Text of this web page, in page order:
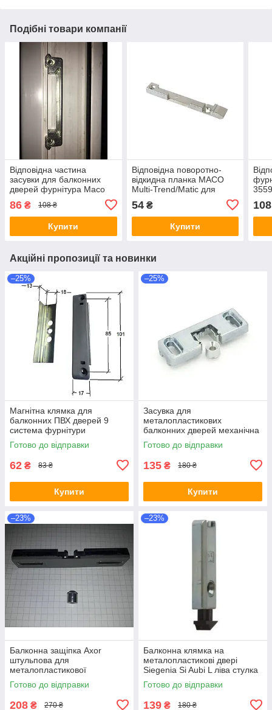
Подібні товари компанії
Відповідна частина
засувки для балконних
дверей фурнітура Maco
95003В (95103)
86 ₴ 108 ₴
Купити
Відповідна поворотно-
відкидна планка MACO
Multi-Trend/Matic для
профілю VEKA права (арт.
334842 / 33483)
54₴
Купити
108
Акційні пропозиції та новинки
–25%
Магнітна клямка для
балконних ПВХ дверей 9
система фурнітури
Готово до відправки
62 ₴ 83 ₴
Купити
–25%
Засувка для
металопластикових
балконних дверей механічна
9 система фурнітури мала BL
S
Готово до відправки
135 ₴ 180 ₴
Купити
–23%
Балконна защіпка Axor
штульпова для
металопластикової
балконних дверей механічна
Готово до відправки
208 ₴ 270 ₴
–23%
Балконна клямка на
металопластикові двері
Siegenia Si Aubi L ліва стулка
TFST0022-100051
Готово до відправки
139 ₴ 180 ₴